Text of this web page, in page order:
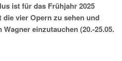
ist für das Frühjahr 2025
vier Opern zu sehen und
einzutauchen (20.-25.05.